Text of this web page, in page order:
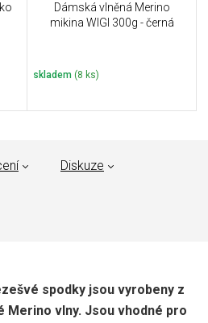
Dámská vlněná Merino
mikina WIGI 300g - černá
skladem (8 ks)
Diskuze
spodky jsou vyrobeny z
Merino vlny. Jsou vhodné pro